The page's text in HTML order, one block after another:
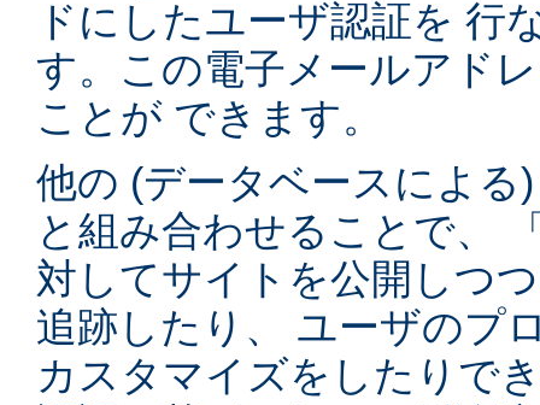
ドにしたユーザ認証を 行
す。この電子メールアド
ことが できます。
他の (データベースによる
と組み合わせることで、
対してサイトを公開しつ
追跡したり、 ユーザのプ
カスタマイズをしたりで